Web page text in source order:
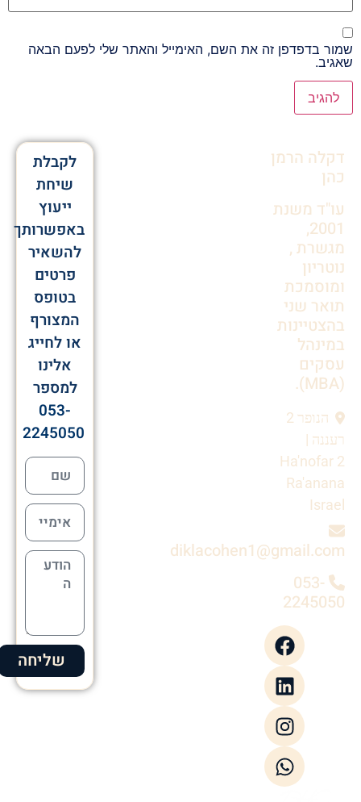
שמור בדפדפן זה את השם, האימייל והאתר שלי לפעם הבאה
שאגיב.
דקלה הרמן
כהן
עו"ד משנת
2001,
מגשרת ,
נוטריון
ומוסמכת
תואר שני
בהצטיינות
במינהל
עסקים
(MBA).
הנופר 2
רעננה |
Ha'nofar 2
Ra'anana
Israel
diklacohen1@gmail.com
053-
2245050
לקבלת
שיחת
ייעוץ
באפשרותך
להשאיר
פרטים
בטופס
המצורף
או לחייג
אלינו
למספר
053-
2245050
שליחה
Alternative: